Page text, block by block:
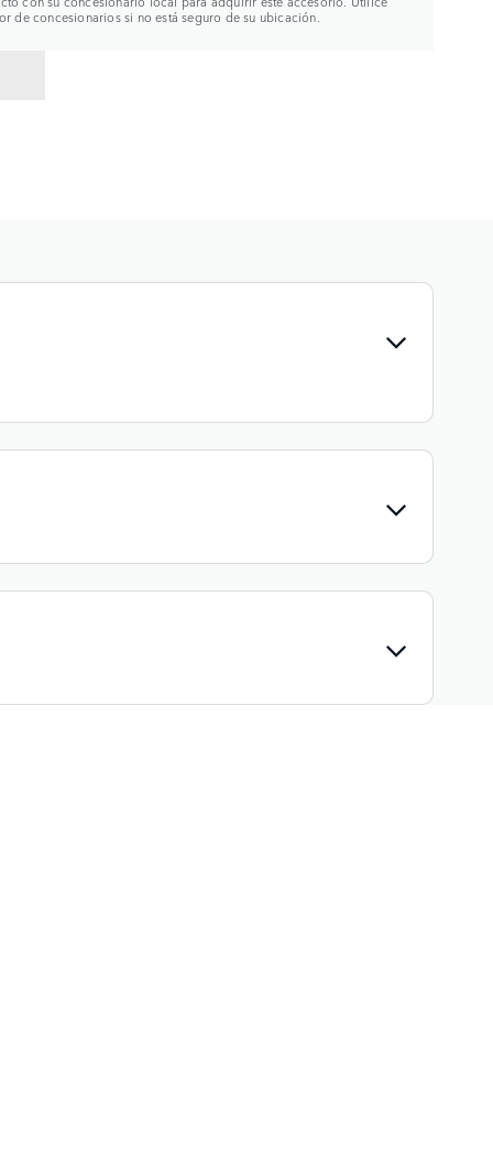
de concesionarios si no está seguro de su ubicación.